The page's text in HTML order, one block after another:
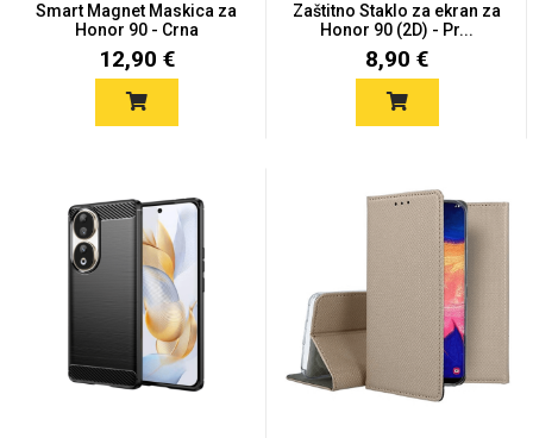
Smart Magnet Maskica za
Honor 90 - Crna
12,90 €
Zaštitno Staklo za ekran za
Honor 90 (2D) - Pr...
8,90 €
Love motivi I Need Some Space
Quotes Collection